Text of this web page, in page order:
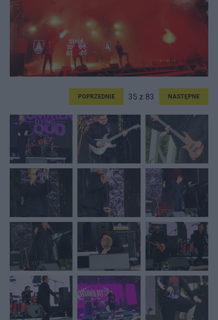
POPRZEDNIE 35 z 83 NASTĘPNE